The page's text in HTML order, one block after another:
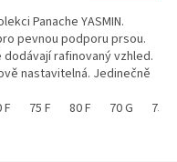
Panache YASMIN.
pevnou podporu prsou.
rafinovaný vzhled.
nastavitelná. Jedinečně
F 75 F 80 F 70 G 75 G